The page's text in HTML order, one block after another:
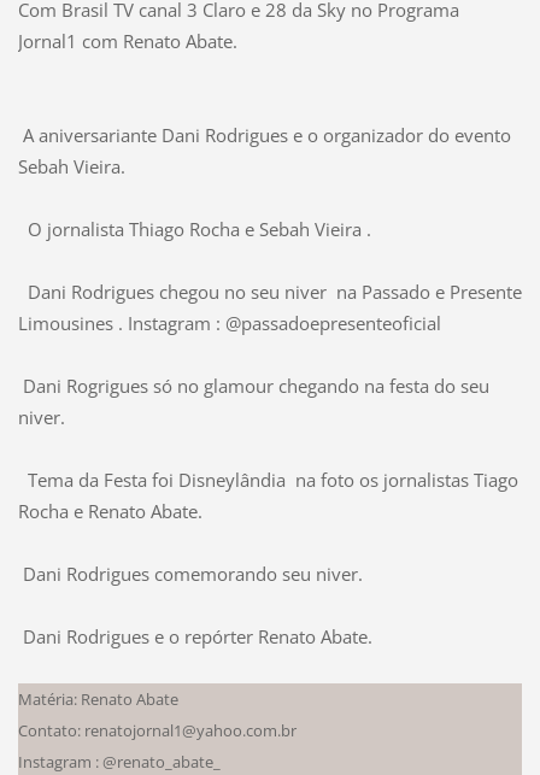
Com Brasil TV canal 3 Claro e 28 da Sky no Programa
Jornal1 com Renato Abate.
A aniversariante Dani Rodrigues e o organizador do evento
Sebah Vieira.
O jornalista Thiago Rocha e Sebah Vieira .
Dani Rodrigues chegou no seu niver na Passado e Presente
Limousines . Instagram : @passadoepresenteoficial
Dani Rogrigues só no glamour chegando na festa do seu
niver.
Tema da Festa foi Disneylândia na foto os jornalistas Tiago
Rocha e Renato Abate.
Dani Rodrigues comemorando seu niver.
Dani Rodrigues e o repórter Renato Abate.
Matéria: Renato Abate
Contato: renatojornal1@yahoo.com.br
Instagram : @renato_abate_